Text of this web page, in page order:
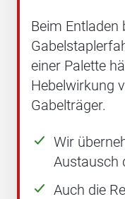
Beim Entladen
einer Palette
Hebelwirkung
Gabelträger.
Wir
Austausch
Auch die